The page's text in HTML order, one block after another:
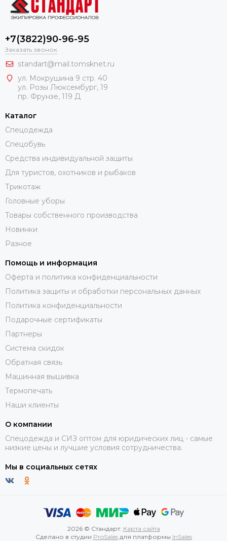
+7(3822)90-96-95
Заказать звонок
standart@mail.tomsknet.ru
ул. Мокрушина 9 стр. 40
ул. Розы Люксембург, 19
пр. Фрунзе, 119 Д
Каталог
Спецодежда
Спецобувь
Средства индивидуальной защиты
Для туристов, охотников и рыбаков
Трикотаж
Головные уборы
Товары собственного производства
Новинки
Разное
Помощь и информация
Оферта и политика конфиденциальности
Политика защиты и обработки персональных данных
Политика конфиденциальности
Подарочные сертификаты
Партнеры
Система скидок
Обратная связь
Машинная вышивка
Термопечать
Наши клиенты
О компании
Спецодежда и СИЗ оптом для юридических лиц - самые
низкие цены и лучшие условия сотрудничества.
Мы в социальных сетях
2026 © Стандарт. Карта сайта
Сделано в студии ProSalesдля платформы InSales